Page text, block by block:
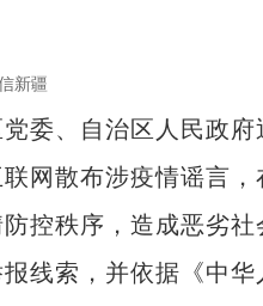
新疆
、自治区人民政府
网散布涉疫情谣言
控秩序，造成恶劣
线索，并依据《中